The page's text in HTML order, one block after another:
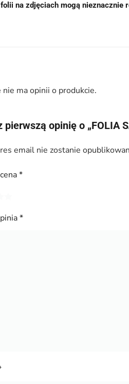
na zdjęciach mogą nieznacznie
nie ma opinii o produkcie.
pierwszą opinię o „FOLIA
email nie zostanie
*
*